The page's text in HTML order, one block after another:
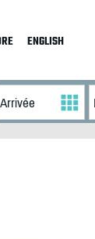
ENGLISH